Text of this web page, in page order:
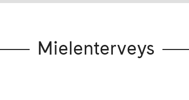
Mielenterveys